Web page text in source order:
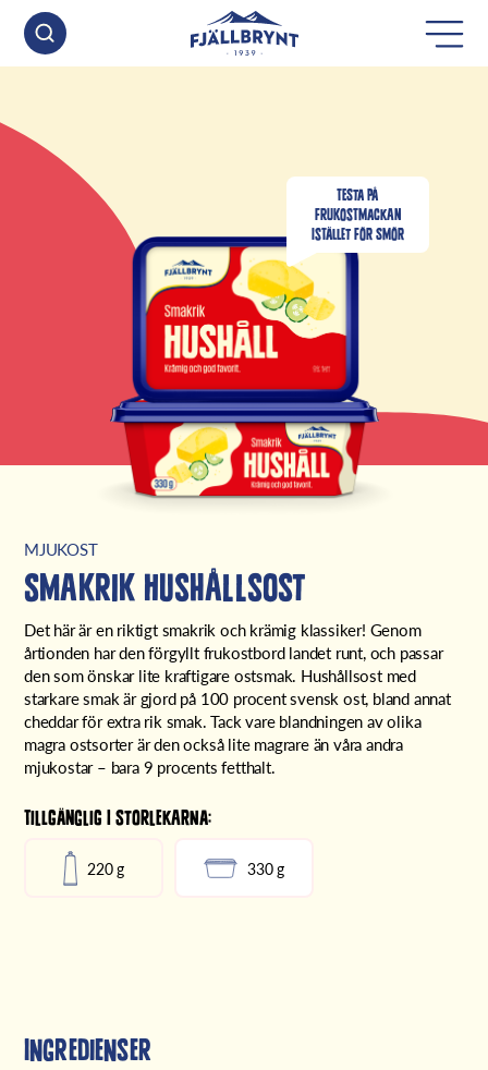
TESTA PÅ
FRUKOSTMACKAN
ISTÄLLET FÖR SMÖR
MJUKOST
Smakrik Hushållsost
Det här är en riktigt smakrik och krämig klassiker! Genom
årtionden har den förgyllt frukostbord landet runt, och passar
den som önskar lite kraftigare ostsmak. Hushållsost med
starkare smak är gjord på 100 procent svensk ost, bland annat
cheddar för extra rik smak. Tack vare blandningen av olika
magra ostsorter är den också lite magrare än våra andra
mjukostar – bara 9 procents fetthalt.
TILLGÄNGLIG I STORLEKARNA:
220 g 330 g
Ingredienser